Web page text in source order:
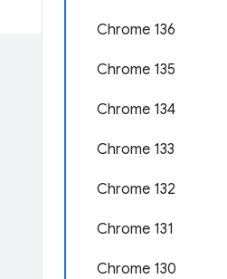
Chrome 136
Chrome 135
Chrome 134
Chrome 133
Chrome 132
Chrome 131
Chrome 130